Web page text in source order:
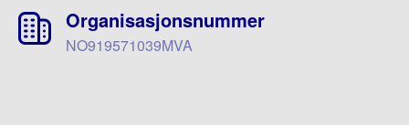
Organisasjonsnummer
NO919571039MVA